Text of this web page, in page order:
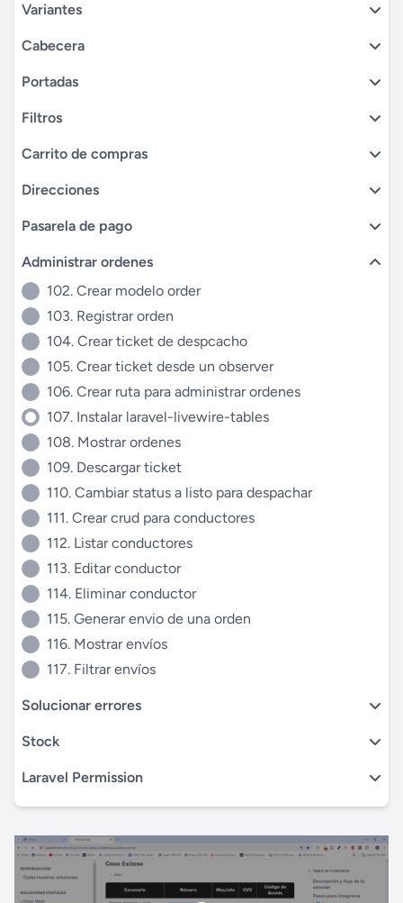
Variantes
Cabecera
Portadas
Filtros
Carrito de compras
Direcciones
Pasarela de pago
Administrar ordenes
102. Crear modelo order
103. Registrar orden
104. Crear ticket de despcacho
105. Crear ticket desde un observer
106. Crear ruta para administrar ordenes
107. Instalar laravel-livewire-tables
108. Mostrar ordenes
109. Descargar ticket
110. Cambiar status a listo para despachar
111. Crear crud para conductores
112. Listar conductores
113. Editar conductor
114. Eliminar conductor
115. Generar envio de una orden
116. Mostrar envíos
117. Filtrar envíos
Solucionar errores
Stock
Laravel Permission